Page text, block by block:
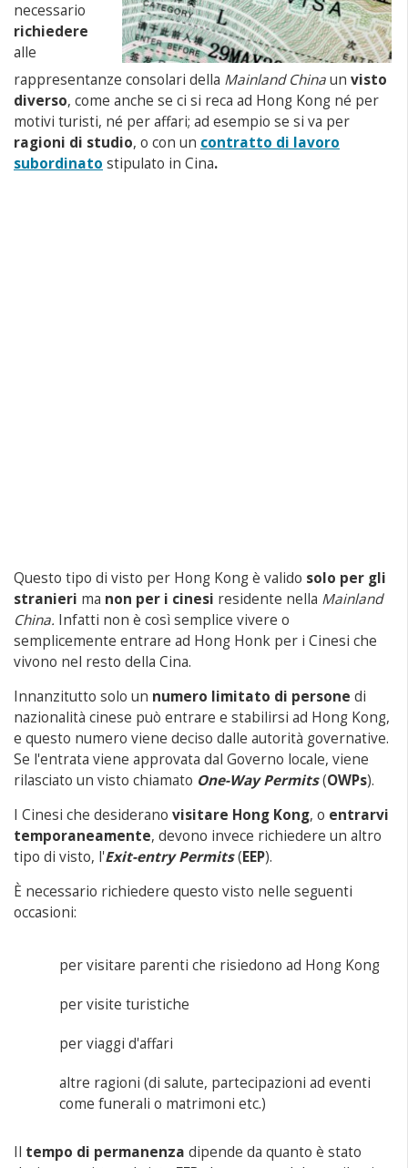
necessario
richiedere
alle
rappresentanze consolari della Mainland Chinaun visto
diverso, come anche se ci si reca ad Hong Kong né per
motivi turisti, né per affari; ad esempio se si va per
ragioni di studio, o con un contratto di lavoro
subordinato stipulato in Cina.
Questo tipo di visto per Hong Kong è valido solo per gli
stranieri ma non per i cinesi residente nella Mainland
China. Infatti non è così semplice vivere o
semplicemente entrare ad Hong Honk per i Cinesi che
vivono nel resto della Cina.
Innanzitutto solo un numero limitato di persone di
nazionalità cinese può entrare e stabilirsi ad Hong Kong,
e questo numero viene deciso dalle autorità governative.
Se l'entrata viene approvata dal Governo locale, viene
rilasciato un visto chiamato One-Way Permits(OWPs).
I Cinesi che desiderano visitare Hong Kong, o entrarvi
temporaneamente, devono invece richiedere un altro
tipo di visto, l'Exit-entry Permits(EEP).
È necessario richiedere questo visto nelle seguenti
occasioni:
per visitare parenti che risiedono ad Hong Kong
per visite turistiche
per viaggi d'affari
altre ragioni (di salute, partecipazioni ad eventi
come funerali o matrimoni etc.)
Il tempo di permanenza dipende da quanto è stato